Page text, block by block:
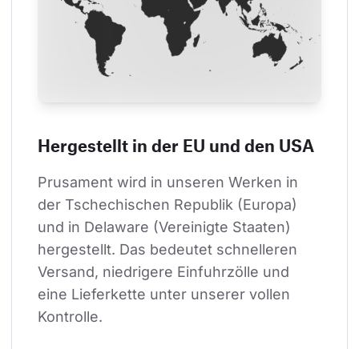
Hergestellt in der EU und den USA
Prusament wird in unseren Werken in
der Tschechischen Republik (Europa)
und in Delaware (Vereinigte Staaten)
hergestellt. Das bedeutet schnelleren
Versand, niedrigere Einfuhrzölle und
eine Lieferkette unter unserer vollen
Kontrolle.